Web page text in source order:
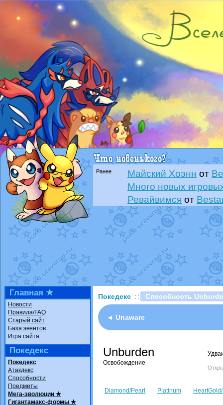
Ранее Майский Хоэнн от
Много новых
Ревайвимся от
Всё, трындец
Технические
доброе утро славяне
Йолда и Мимикью
от
Недовольный
The Dark Wishmaker
шадоу спиритомбот
траббишот
Raging Bolt
Shadow mismagius
Главная ★
Новости
Правила/FAQ
Старый сайт
База эвентов
Игра сайта
Покедекс
Покедекс
Атакдекс
Способности
Предметы
Мега-эволюции ★
Гигантамакс-формы ★
Покедекс : : Способность
◄ Unaware
Unburden
Освобождение
Diamond/Pearl Platinum